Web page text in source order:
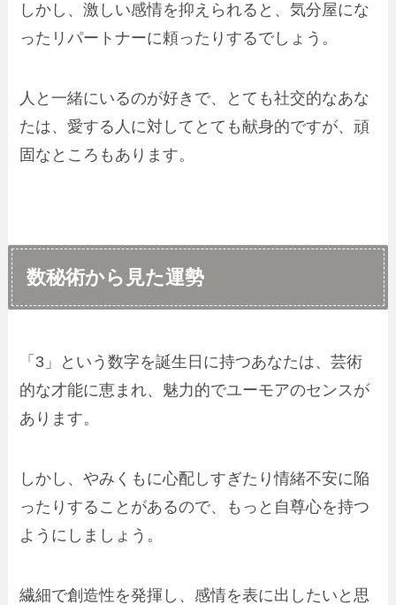
しかし、激しい感情を抑えられると、気分屋にな
ったリパートナーに頼ったりするでしょう。
人と一緒にいるのが好きで、とても社交的なあな
たは、愛する人に対してとても献身的ですが、頑
固なところもあります。
数秘術から見た運勢
「3」という数字を誕生日に持つあなたは、芸術
的な才能に恵まれ、魅力的でユーモアのセンスが
あります。
しかし、やみくもに心配しすぎたり情緒不安に陥
ったりすることがあるので、もっと自尊心を持つ
ようにしましょう。
繊細で創造性を発揮し、感情を表に出したいと思